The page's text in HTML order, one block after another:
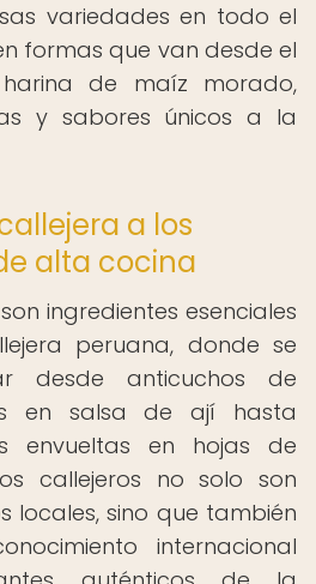
variedades en todo el
formas que van desde el
de maíz morado,
y sabores únicos a la
a los
alta cocina
ingredientes esenciales
peruana, donde se
desde anticuchos de
en salsa de ají hasta
envueltas en hojas de
callejeros no solo son
locales, sino que también
internacional